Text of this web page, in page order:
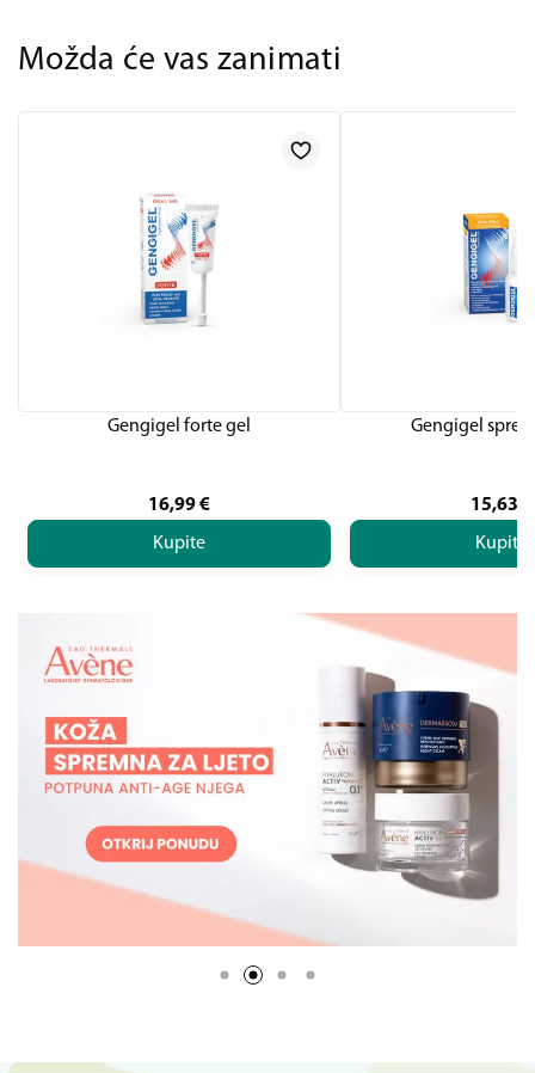
Možda će vas zanimati
Gengigel forte gel
16,99€
Kupite
Gengigel sprej
15,63
Kupite